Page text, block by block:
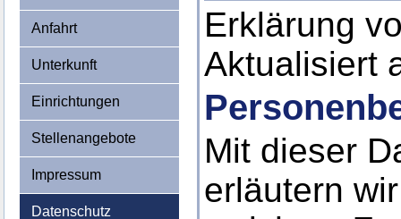
Anfahrt
Unterkunft
Einrichtungen
Stellenangebote
Impressum
Datenschutz
Erklärung
Aktualisiert
Mit dieser
erläutern